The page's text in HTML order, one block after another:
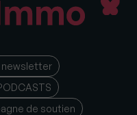
newsletter
de soutien